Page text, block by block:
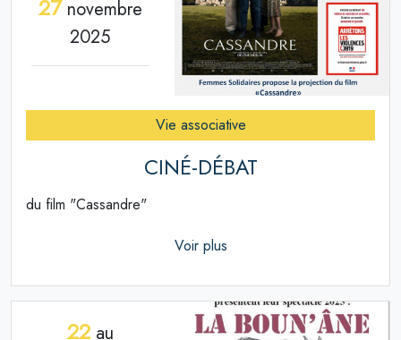
27novembre
2025
Vie associative
CINÉ-DÉBAT
du film "Cassandre"
Voir plus
22au